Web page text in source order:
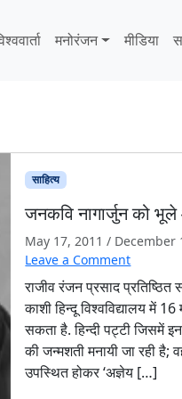
मनोरंजन मीडिया
साहित्‍य
जनकवि नागार्जुन को
May 17, 2011 / December
Leave a Comment
राजीव रंजन प्रसाद
काशी हिन्दू विश्वविद्यालय में
सकता है. हिन्दी पट्टी जिसमें
की जन्मशती मनायी जा रही है;
उपस्थित होकर ‘अज्ञेय […]